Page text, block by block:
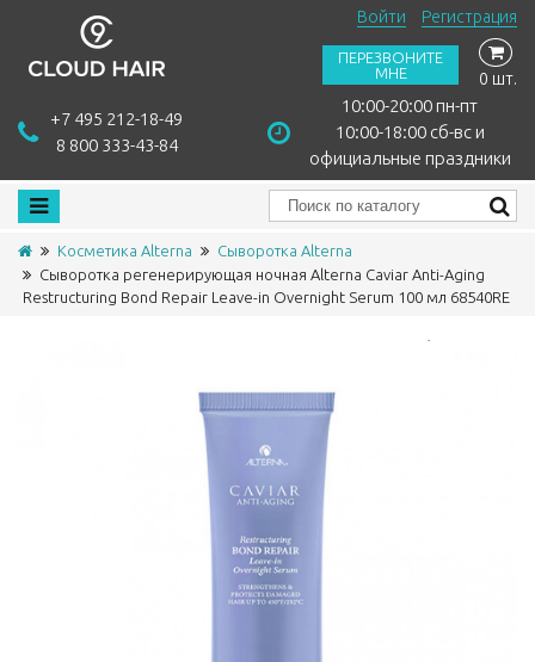
+7 495 212-18-49
8 800 333-43-84
10:00-20:00 пн-пт
10:00-18:00 сб-вс и
официальные праздники
Войти Регистрация
ПЕРЕЗВОНИТЕ
МНЕ
0 шт.
Косметика Alterna
Сыворотка Alterna
Сыворотка регенерирующая ночная Alterna Caviar Anti-Aging
Restructuring Bond Repair Leave-in Overnight Serum 100 мл 68540RE